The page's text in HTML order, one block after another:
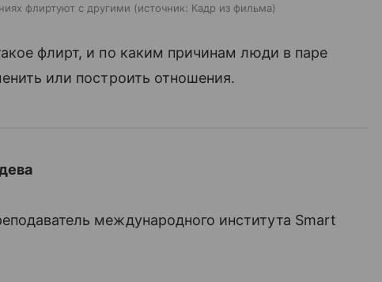
флиртуют с другими источник: Кадр из фильма
флирт, и по каким причинам люди в паре
или построить отношения.
международного института Smart